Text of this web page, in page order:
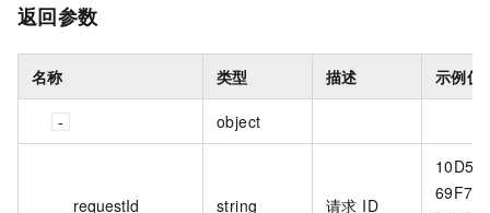
返回参数
名称 类型 描述 示例值
object
requestId string 请求 ID
69F7-